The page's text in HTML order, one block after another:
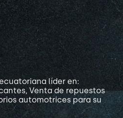
líder en:
Venta de repuestos
automotrices para su